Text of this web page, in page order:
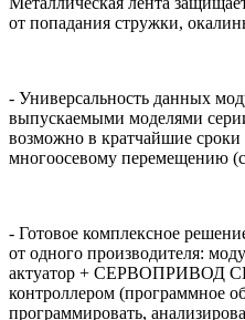
от попадания стружки,
- Универсальность данных
выпускаемыми моделями
возможно в кратчайшие
многоосевому перемещению
- Готовое комплексное
от одного производителя:
актуатор + СЕРВОПРИВОД
контроллером (программное
программировать,